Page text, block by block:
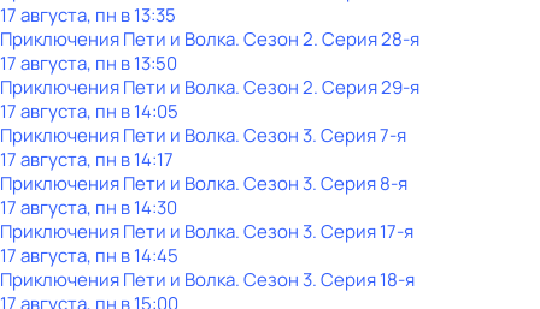
17 августа, пн в 13:35
Приключения Пети и Волка. Сезон 2. Серия 28-я
17 августа, пн в 13:50
Приключения Пети и Волка. Сезон 2. Серия 29-я
17 августа, пн в 14:05
Приключения Пети и Волка. Сезон 3. Серия 7-я
17 августа, пн в 14:17
Приключения Пети и Волка. Сезон 3. Серия 8-я
17 августа, пн в 14:30
Приключения Пети и Волка. Сезон 3. Серия 17-я
17 августа, пн в 14:45
Приключения Пети и Волка. Сезон 3. Серия 18-я
17 августа, пн в 15:00